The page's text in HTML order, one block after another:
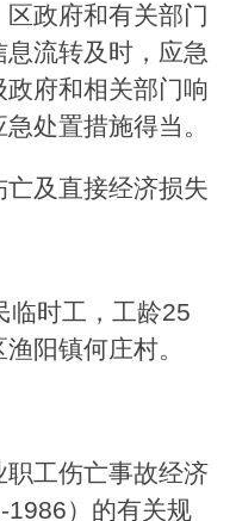
政府和有关部门
流转及时，应急
府和相关部门响
处置措施得当。
及直接经济损失
临时工，工龄25
阳镇何庄村。
工伤亡事故经济
1986）的有关规